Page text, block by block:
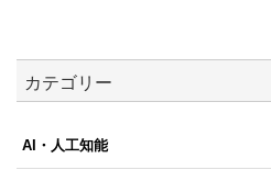
カテゴリー
AI・人工知能